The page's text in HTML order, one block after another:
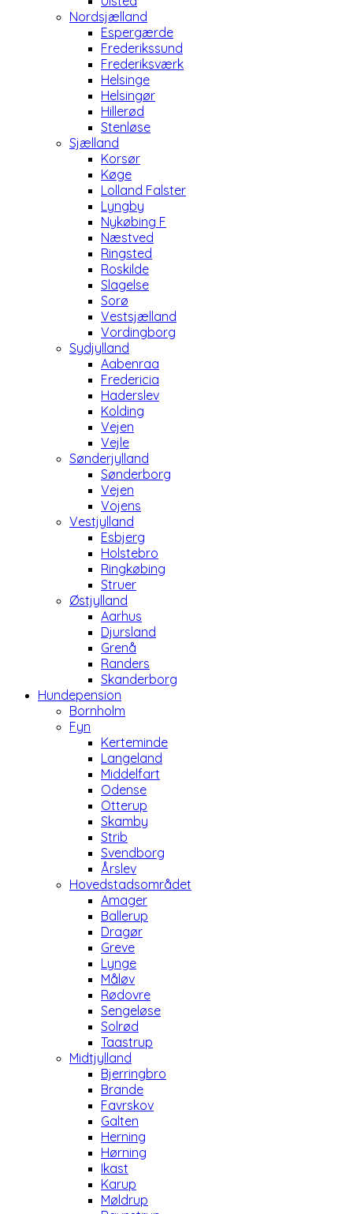
Nordsjælland
Espergærde
Frederikssund
Frederiksværk
Helsinge
Helsingør
Hillerød
Stenløse
Sjælland
Korsør
Køge
Lolland Falster
Lyngby
Nykøbing F
Næstved
Ringsted
Roskilde
Slagelse
Sorø
Vestsjælland
Vordingborg
Sydjylland
Aabenraa
Fredericia
Haderslev
Kolding
Vejen
Vejle
Sønderjylland
Sønderborg
Vejen
Vojens
Vestjylland
Esbjerg
Holstebro
Ringkøbing
Struer
Østjylland
Aarhus
Djursland
Grenå
Randers
Skanderborg
Hundepension
Bornholm
Fyn
Kerteminde
Langeland
Middelfart
Odense
Otterup
Skamby
Strib
Svendborg
Årslev
Hovedstadsområdet
Amager
Ballerup
Dragør
Greve
Lynge
Måløv
Rødovre
Sengeløse
Solrød
Taastrup
Midtjylland
Bjerringbro
Brande
Favrskov
Galten
Herning
Hørning
Ikast
Karup
Møldrup